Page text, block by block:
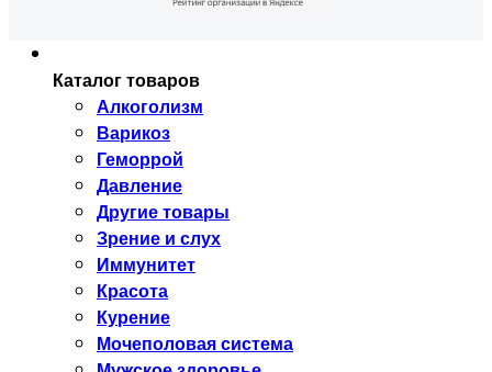
Каталог товаров
Алкоголизм
Варикоз
Геморрой
Давление
Другие товары
Зрение и слух
Иммунитет
Красота
Курение
Мочеполовая система